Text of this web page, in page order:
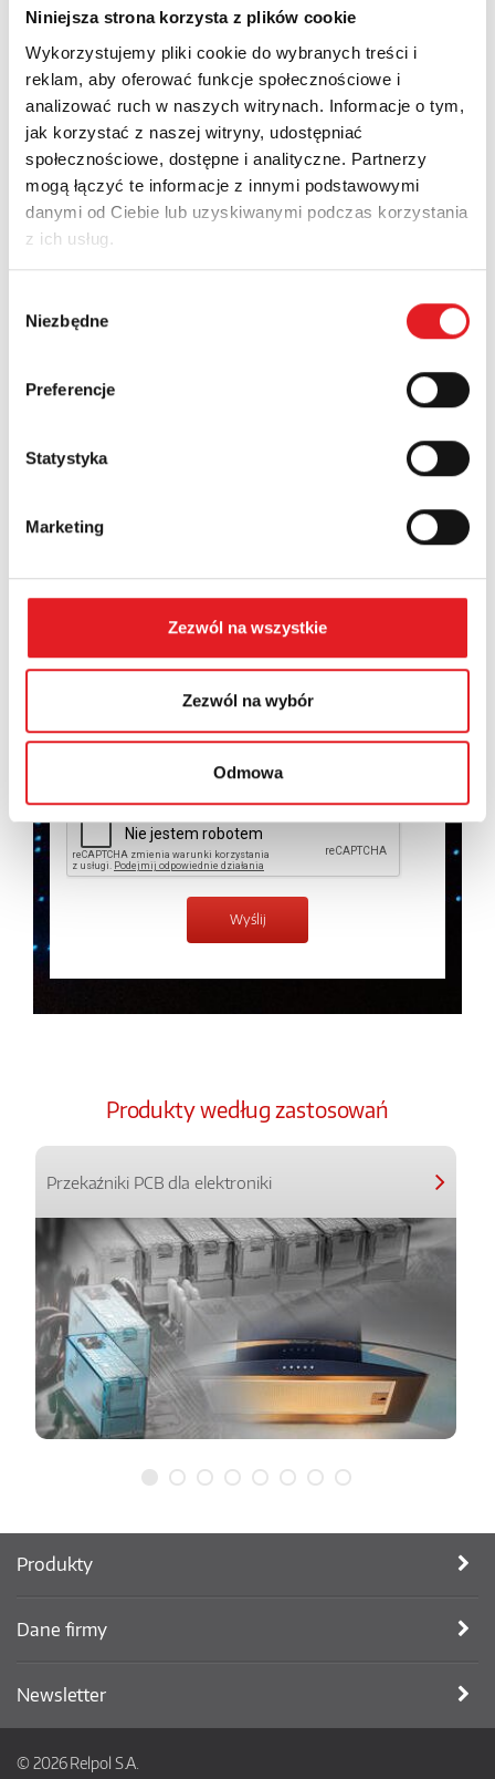
Niniejsza strona korzysta z plików cookie
Wykorzystujemy pliki cookie do wybranych treści i
reklam, aby oferować funkcje społecznościowe i
analizować ruch w naszych witrynach. Informacje o tym,
jak korzystać z naszej witryny, udostępniać
społecznościowe, dostępne i analityczne. Partnerzy
mogą łączyć te informacje z innymi podstawowymi
danymi od Ciebie lub uzyskiwanymi podczas korzystania
z ich usług.
zgody
Niezbędne
Preferencje
Statystyka
Marketing
Zezwól na wszystkie
Zezwól na wybór
Odmowa
Adres e-mail: *
Nazwa firmy:
Województwo:
osobowych przez Relpol S.A. Więcej informacji na
Produkty według zastosowań
Przekaźniki PCB dla elektroniki
Produkty
Dane firmy
Newsletter
© 2026 Relpol S.A.